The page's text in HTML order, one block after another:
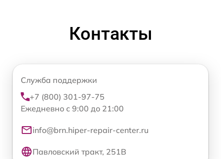
Контакты
Служба поддержки
+7 (800) 301-97-75
Ежедневно с 9:00 до 21:00
info@brn.hiper-repair-center.ru
Павловский тракт, 251В